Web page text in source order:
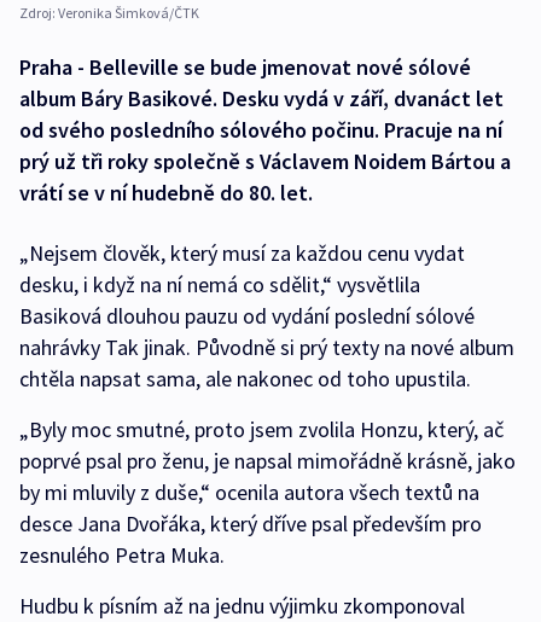
Zdroj: Veronika Šimková/ČTK
Praha - Belleville se bude jmenovat nové sólové
album Báry Basikové. Desku vydá v září, dvanáct let
od svého posledního sólového počinu. Pracuje na ní
prý už tři roky společně s Václavem Noidem Bártou a
vrátí se v ní hudebně do 80. let.
„Nejsem člověk, který musí za každou cenu vydat
desku, i když na ní nemá co sdělit,“ vysvětlila
Basiková dlouhou pauzu od vydání poslední sólové
nahrávky Tak jinak. Původně si prý texty na nové album
chtěla napsat sama, ale nakonec od toho upustila.
„Byly moc smutné, proto jsem zvolila Honzu, který, ač
poprvé psal pro ženu, je napsal mimořádně krásně, jako
by mi mluvily z duše,“ ocenila autora všech textů na
desce Jana Dvořáka, který dříve psal především pro
zesnulého Petra Muka.
Hudbu k písním až na jednu výjimku zkomponoval